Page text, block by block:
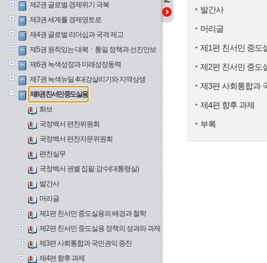
제2권 글로벌 경제위기 극복
제3권 세계를 경제영토로
제4권 글로벌 리더십과 국격 제고
제5권 원칙있는 대북ㆍ통일 정책과 선진안보
제6권 녹색성장과 미래성장동력
제7권 녹색뉴딜 4대강살리기와 지역상생
제8권 친서민 중도실용
화보
국정백서 편찬위원회
국정백서 편찬자문위원회
편찬실무
국정백서 권별 집필·감수(대통령실)
발간사
머리글
제1편 친서민 중도실용의 배경과 철학
제2편 친서민 중도실용 정책의 성과와 과제
제3편 사회통합과 국민권익 증진
제4편 향후 과제
발간사
머리글
제1편 친서민 중도
제2편 친서민 중도
제3편 사회통합과
제4편 향후 과제
부록